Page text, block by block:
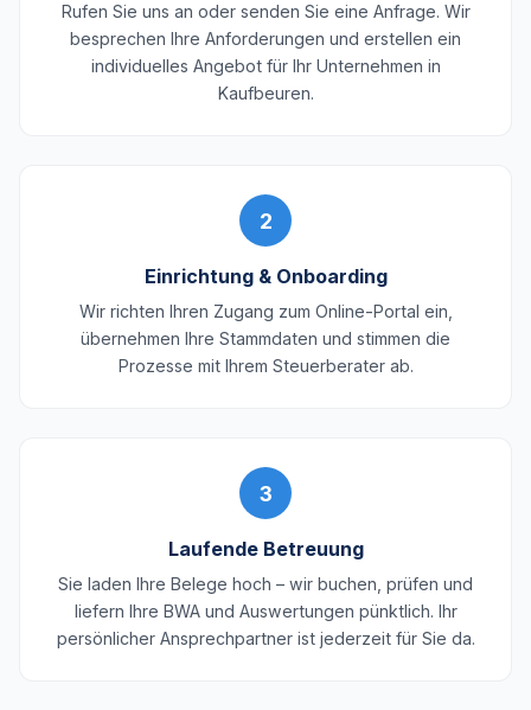
Rufen Sie uns an oder senden Sie eine Anfrage. Wir
besprechen Ihre Anforderungen und erstellen ein
individuelles Angebot für Ihr Unternehmen in
Kaufbeuren.
2
Einrichtung & Onboarding
Wir richten Ihren Zugang zum Online-Portal ein,
übernehmen Ihre Stammdaten und stimmen die
Prozesse mit Ihrem Steuerberater ab.
3
Laufende Betreuung
Sie laden Ihre Belege hoch – wir buchen, prüfen und
liefern Ihre BWA und Auswertungen pünktlich. Ihr
persönlicher Ansprechpartner ist jederzeit für Sie da.